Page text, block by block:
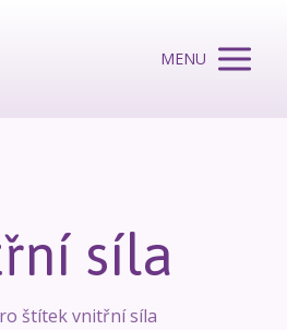
MENU
síla
štítek vnitřní síla